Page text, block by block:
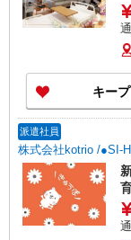
キープ
派遣社員
株式会社kotrio /●SI-